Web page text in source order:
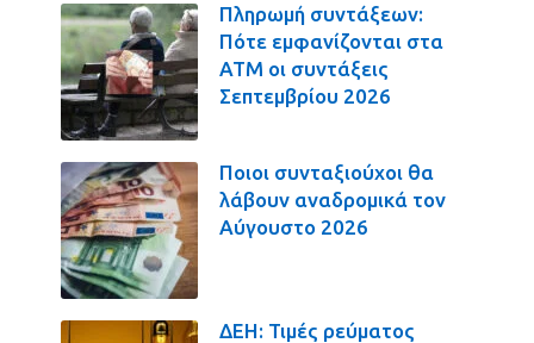
Πληρωμή συντάξεων:
Πότε εμφανίζονται στα
ΑΤΜ οι συντάξεις
Σεπτεμβρίου 2026
Ποιοι συνταξιούχοι θα
λάβουν αναδρομικά τον
Αύγουστο 2026
ΔΕΗ: Τιμές ρεύματος